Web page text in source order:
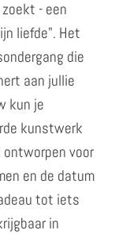
- een
liefde". Het
die
aan jullie
kun je
kunstwerk
voor
en de datum
tot iets
in